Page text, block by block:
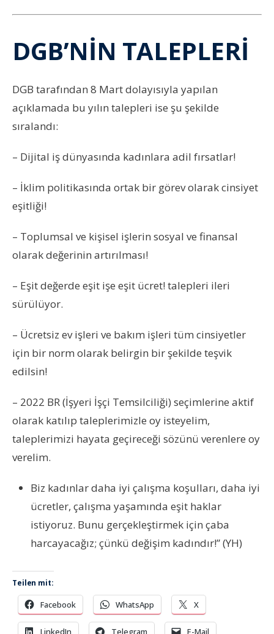
DGB’NİN TALEPLERİ
DGB tarafından 8 Mart dolayısıyla yapılan
açıklamada bu yılın talepleri ise şu şekilde
sıralandı:
– Dijital iş dünyasında kadınlara adil fırsatlar!
– İklim politikasında ortak bir görev olarak cinsiyet
eşitliği!
– Toplumsal ve kişisel işlerin sosyal ve finansal
olarak değerinin artırılması!
– Eşit değerde eşit işe eşit ücret! talepleri ileri
sürülüyor.
– Ücretsiz ev işleri ve bakım işleri tüm cinsiyetler
için bir norm olarak belirgin bir şekilde teşvik
edilsin!
– 2022 BR (İşyeri İşçi Temsilciliği) seçimlerine aktif
olarak katılıp taleplerimizle oy isteyelim,
taleplerimizi hayata geçireceği sözünü verenlere oy
verelim.
Biz kadınlar daha iyi çalışma koşulları, daha iyi
ücretler, çalışma yaşamında eşit haklar
istiyoruz. Bunu gerçekleştirmek için çaba
harcayacağız; çünkü değişim kadındır!” (YH)
Teilen mit:
Facebook WhatsApp X
LinkedIn Telegram E-Mail